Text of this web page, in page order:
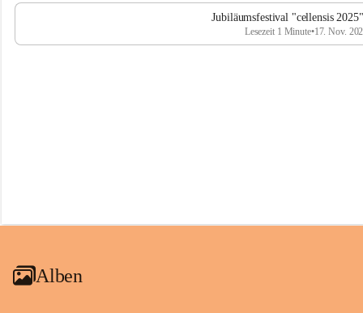
e
l
Jubiläumsfestival "cellensis
Lesezeit 1 Minute•17. Nov.
Alben